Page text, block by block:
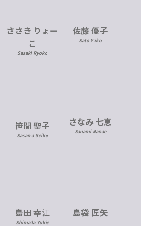
ささき りょー
こ
Sasaki Ryoko
佐藤 優子
Sato Yuko
笹間 聖子
Sasama Seiko
さなみ 七恵
Sanami Nanae
島田 幸江
Shimada Yukie
島袋 匠矢